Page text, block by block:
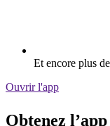
Et encore plus
Ouvrir l'app
Obtenez